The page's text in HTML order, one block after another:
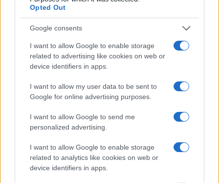
Opted Out
Google consents
I want to allow Google to enable storage
related to advertising like cookies on web or
device identifiers in apps.
I want to allow my user data to be sent to
Google for online advertising purposes.
I want to allow Google to send me
personalized advertising.
I want to allow Google to enable storage
related to analytics like cookies on web or
device identifiers in apps.
FOTO I VIDEO